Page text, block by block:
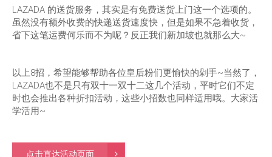
LAZADA 的送货服务，其实是有免费送货上门这一个选项的。
虽然没有额外收费的快递送货速度快，但是如果不急着收货，
省下这笔运费何乐而不为呢？反正我们新加坡也就那么大~
以上8招，希望能够帮助各位皇后粉们更愉快的剁手~当然了，
LAZADA也不是只有双十一双十二这几个活动，平时它们不定
时也会推出各种折扣活动，这些小招数也同样适用哦。大家活
学活用~
点击直达活动页面